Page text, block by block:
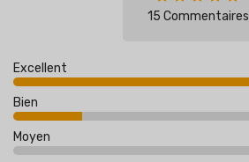
15 Commentaires
Excellent
Bien
Moyen